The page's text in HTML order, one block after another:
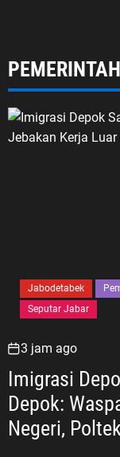
Jabodetabek
Seputar Jabar
3 jam ago
Imigrasi
Depok: